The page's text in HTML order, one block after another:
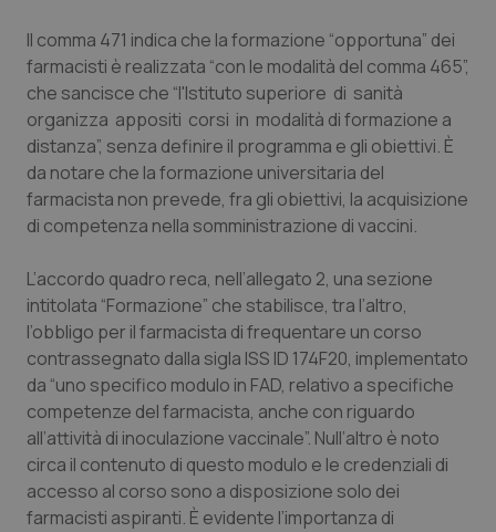
Piemonte
Provincia Autonoma di Bolzano
Provincia Autonoma di Trento
Puglia
Sicilia
Toscana
Umbria
Valle D’Aosta
Infezioni & Febbre
Ipertensione & Scompenso
Malattie rare
Neuroscienze & patologie neurodegenerative
Obesità
Oftalmologia
Oncodermatologia
Il comma 471 indica che la formazione “opportuna” dei
farmacisti è realizzata “con le modalità del comma 465”,
che sancisce che “l'Istituto superiore di sanità
organizza appositi corsi in modalità di formazione a
distanza”, senza definire il programma e gli obiettivi. È
da notare che la formazione universitaria del
farmacista non prevede, fra gli obiettivi, la acquisizione
di competenza nella somministrazione di vaccini.
L’accordo quadro reca, nell’allegato 2, una sezione
intitolata “Formazione” che stabilisce, tra l’altro,
l’obbligo per il farmacista di frequentare un corso
contrassegnato dalla sigla ISS ID 174F20, implementato
da “uno specifico modulo in FAD, relativo a specifiche
competenze del farmacista, anche con riguardo
all’attività di inoculazione vaccinale”. Null’altro è noto
circa il contenuto di questo modulo e le credenziali di
accesso al corso sono a disposizione solo dei
farmacisti aspiranti. È evidente l’importanza di